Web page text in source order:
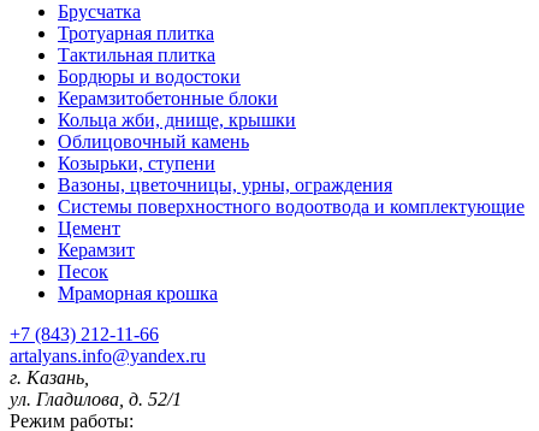
Брусчатка
Тротуарная плитка
Тактильная плитка
Бордюры и водостоки
Керамзитобетонные блоки
Кольца жби, днище, крышки
Облицовочный камень
Козырьки, ступени
Вазоны, цветочницы, урны, ограждения
Системы поверхностного водоотвода и комплектующие
Цемент
Керамзит
Песок
Мраморная крошка
+7 (843) 212-11-66
artalyans.info@yandex.ru
г. Казань,
ул. Гладилова, д. 52/1
Режим работы: